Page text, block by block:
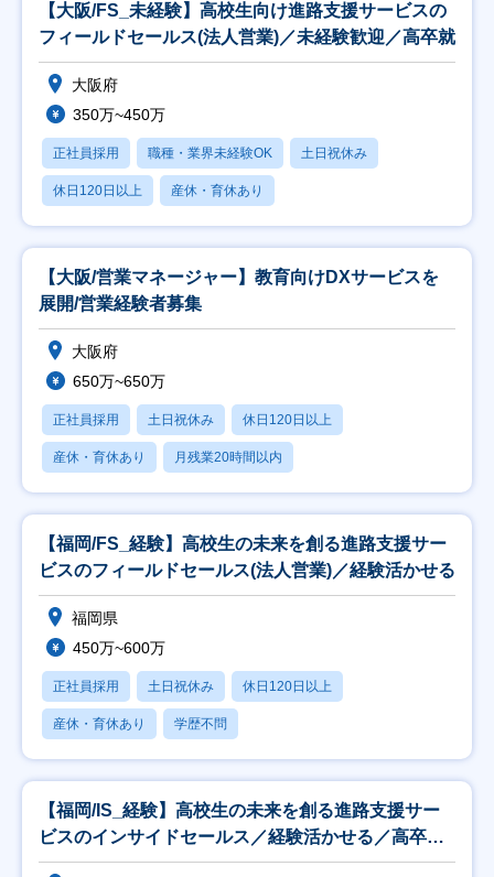
【大阪/FS_未経験】高校生向け進路支援サービスの
フィールドセールス(法人営業)／未経験歓迎／高卒就
大阪府
350万~450万
正社員採用 職種・業界未経験OK 土日祝休み
休日120日以上 産休・育休あり
【大阪/営業マネージャー】教育向けDXサービスを
展開/営業経験者募集
大阪府
650万~650万
正社員採用 土日祝休み 休日120日以上
産休・育休あり 月残業20時間以内
【福岡/FS_経験】高校生の未来を創る進路支援サー
ビスのフィールドセールス(法人営業)／経験活かせる
福岡県
450万~600万
正社員採用 土日祝休み 休日120日以上
産休・育休あり 学歴不問
【福岡/IS_経験】高校生の未来を創る進路支援サー
ビスのインサイドセールス／経験活かせる／高卒就
活生